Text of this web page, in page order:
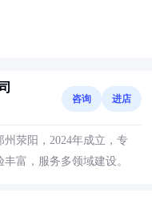
咨询 进店
荥阳，2024年成立，专
富，服务多领域建设。